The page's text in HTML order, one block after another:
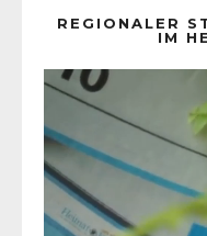
REGIONALER
IM